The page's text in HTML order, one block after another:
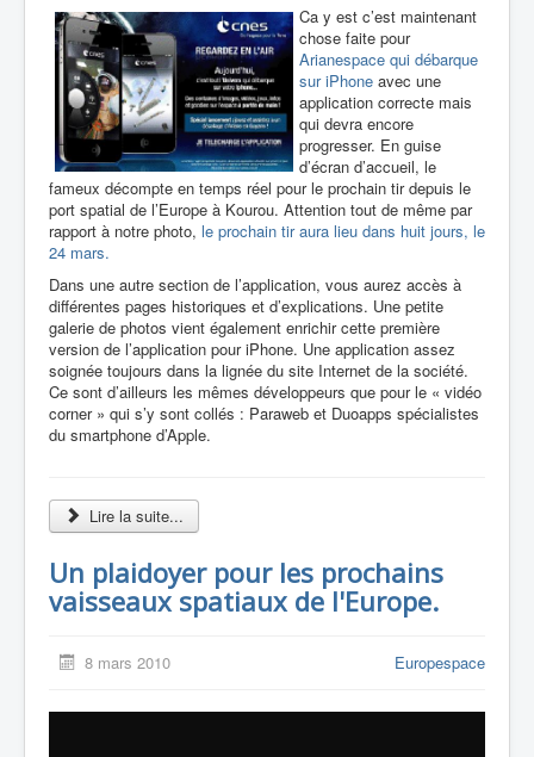
Ca y est c’est maintenant
chose faite pour
Arianespace qui débarque
sur iPhone avec une
application correcte mais
qui devra encore
progresser. En guise
d’écran d’accueil, le
fameux décompte en temps réel pour le prochain tir depuis le
port spatial de l’Europe à Kourou. Attention tout de même par
rapport à notre photo, le prochain tir aura lieu dans huit jours, le
24 mars.
Dans une autre section de l’application, vous aurez accès à
différentes pages historiques et d’explications. Une petite
galerie de photos vient également enrichir cette première
version de l’application pour iPhone. Une application assez
soignée toujours dans la lignée du site Internet de la société.
Ce sont d’ailleurs les mêmes développeurs que pour le « vidéo
corner » qui s’y sont collés : Paraweb et Duoapps spécialistes
du smartphone d’Apple.
Lire la suite...
Un plaidoyer pour les prochains
vaisseaux spatiaux de l'Europe.
8 mars 2010 Europespace